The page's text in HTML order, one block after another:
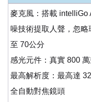
麥克風：搭載
噪技術提取人聲，忽
至 70公分
感光元件：真實 800
最高解析度：最高達
全自動對焦鏡頭